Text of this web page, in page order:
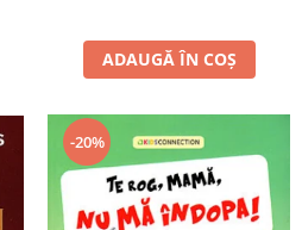
ADAUGĂ ÎN COȘ
-20%